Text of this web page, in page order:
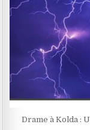
Drame à Kolda :